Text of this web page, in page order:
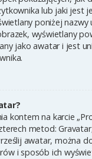
lub jaki jest
poniżej nazwy
wyświetlany
jako awatar i jest
kontem na karcie
metod:
awatar, można
i sposób ich